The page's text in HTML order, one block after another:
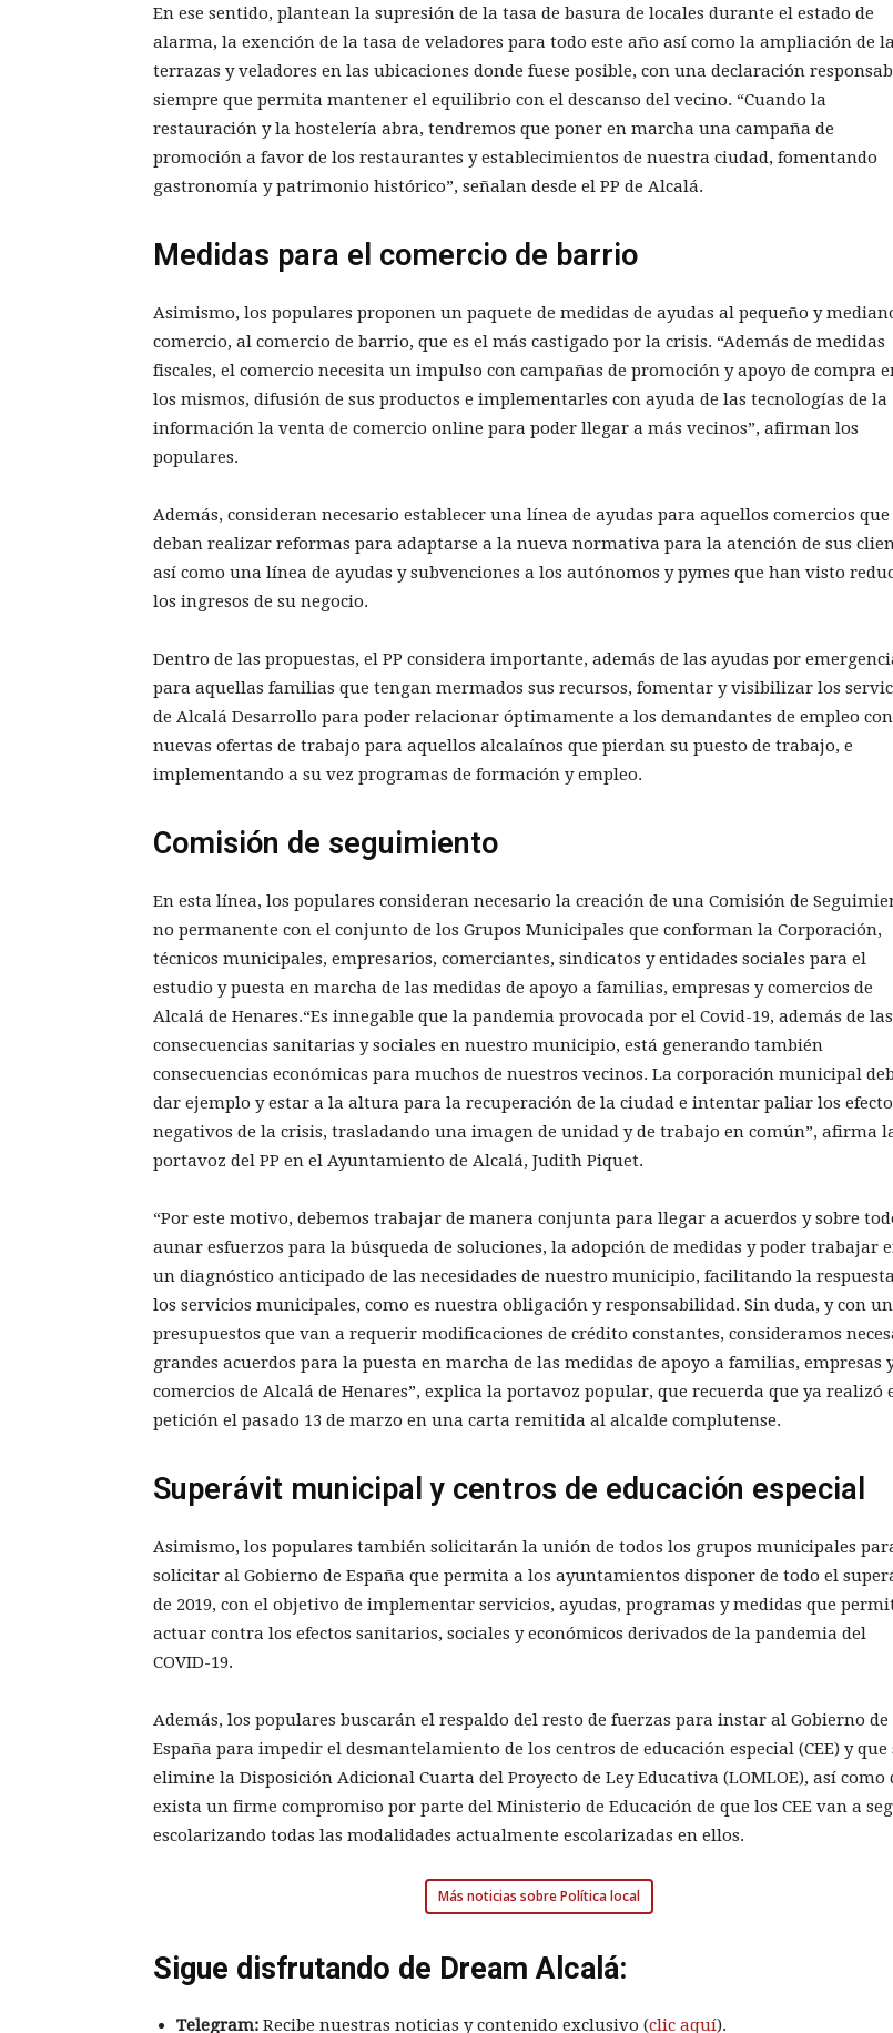
En ese sentido, plantean la supresión de la tasa de basura de locales durante el estado de
alarma, la exención de la tasa de veladores para todo este año así como la ampliación de
terrazas y veladores en las ubicaciones donde fuese posible, con una declaración
siempre que permita mantener el equilibrio con el descanso del vecino. “Cuando la
restauración y la hostelería abra, tendremos que poner en marcha una campaña de
promoción a favor de los restaurantes y establecimientos de nuestra ciudad, fomentando
gastronomía y patrimonio histórico”, señalan desde el PP de Alcalá.
Medidas para el comercio de barrio
Asimismo, los populares proponen un paquete de medidas de ayudas al pequeño y
comercio, al comercio de barrio, que es el más castigado por la crisis. “Además de medidas
fiscales, el comercio necesita un impulso con campañas de promoción y apoyo de compra
los mismos, difusión de sus productos e implementarles con ayuda de las tecnologías de la
información la venta de comercio online para poder llegar a más vecinos”, afirman los
populares.
Además, consideran necesario establecer una línea de ayudas para aquellos comercios que
deban realizar reformas para adaptarse a la nueva normativa para la atención de sus
así como una línea de ayudas y subvenciones a los autónomos y pymes que han visto
los ingresos de su negocio.
Dentro de las propuestas, el PP considera importante, además de las ayudas por
para aquellas familias que tengan mermados sus recursos, fomentar y visibilizar los
de Alcalá Desarrollo para poder relacionar óptimamente a los demandantes de empleo con
nuevas ofertas de trabajo para aquellos alcalaínos que pierdan su puesto de trabajo, e
implementando a su vez programas de formación y empleo.
Comisión de seguimiento
En esta línea, los populares consideran necesario la creación de una Comisión de
no permanente con el conjunto de los Grupos Municipales que conforman la Corporación,
técnicos municipales, empresarios, comerciantes, sindicatos y entidades sociales para el
estudio y puesta en marcha de las medidas de apoyo a familias, empresas y comercios de
Alcalá de Henares.“Es innegable que la pandemia provocada por el Covid-19, además de las
consecuencias sanitarias y sociales en nuestro municipio, está generando también
consecuencias económicas para muchos de nuestros vecinos. La corporación municipal
dar ejemplo y estar a la altura para la recuperación de la ciudad e intentar paliar los
negativos de la crisis, trasladando una imagen de unidad y de trabajo en común”, afirma
portavoz del PP en el Ayuntamiento de Alcalá, Judith Piquet.
“Por este motivo, debemos trabajar de manera conjunta para llegar a acuerdos y sobre
aunar esfuerzos para la búsqueda de soluciones, la adopción de medidas y poder trabajar
un diagnóstico anticipado de las necesidades de nuestro municipio, facilitando la
los servicios municipales, como es nuestra obligación y responsabilidad. Sin duda, y con
presupuestos que van a requerir modificaciones de crédito constantes, consideramos
grandes acuerdos para la puesta en marcha de las medidas de apoyo a familias, empresas
comercios de Alcalá de Henares”, explica la portavoz popular, que recuerda que ya realizó
petición el pasado 13 de marzo en una carta remitida al alcalde complutense.
Superávit municipal y centros de educación especial
Asimismo, los populares también solicitarán la unión de todos los grupos municipales
solicitar al Gobierno de España que permita a los ayuntamientos disponer de todo el
de 2019, con el objetivo de implementar servicios, ayudas, programas y medidas que
actuar contra los efectos sanitarios, sociales y económicos derivados de la pandemia del
COVID-19.
Además, los populares buscarán el respaldo del resto de fuerzas para instar al Gobierno de
España para impedir el desmantelamiento de los centros de educación especial (CEE) y que
elimine la Disposición Adicional Cuarta del Proyecto de Ley Educativa (LOMLOE), así como
exista un firme compromiso por parte del Ministerio de Educación de que los CEE van a
escolarizando todas las modalidades actualmente escolarizadas en ellos.
Más noticias sobre Política local
Sigue disfrutando de Dream Alcalá:
Telegram: Recibe nuestras noticias y contenido exclusivo (clic aquí).